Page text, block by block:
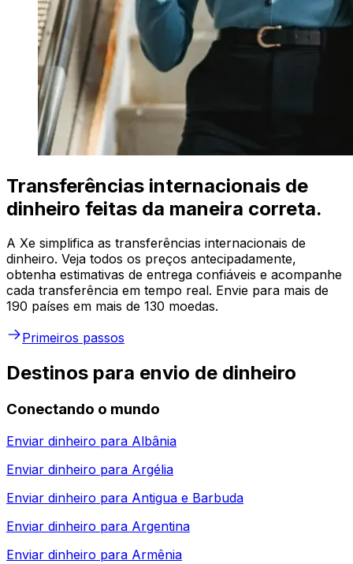
Transferências internacionais de
dinheiro feitas da maneira correta.
A Xe simplifica as transferências internacionais de
dinheiro. Veja todos os preços antecipadamente,
obtenha estimativas de entrega confiáveis e acompanhe
cada transferência em tempo real. Envie para mais de
190 países em mais de 130 moedas.
Primeiros passos
Destinos para envio de dinheiro
Conectando o mundo
Enviar dinheiro para Albânia
Enviar dinheiro para Argélia
Enviar dinheiro para Antigua e Barbuda
Enviar dinheiro para Argentina
Enviar dinheiro para Armênia